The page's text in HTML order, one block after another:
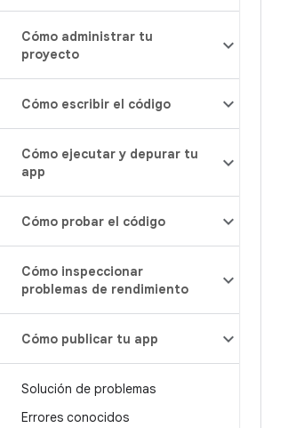
Cómo administrar tu
proyecto
Cómo escribir el código
Cómo ejecutar y depurar tu
app
Cómo probar el código
Cómo inspeccionar
problemas de rendimiento
Cómo publicar tu app
Solución de problemas
Errores conocidos